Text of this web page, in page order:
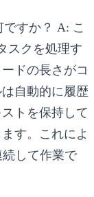
すか？ A: こ
スクを処理す
ドの長さがコ
自動的に履歴
トを保持して
す。これによ
して作業で